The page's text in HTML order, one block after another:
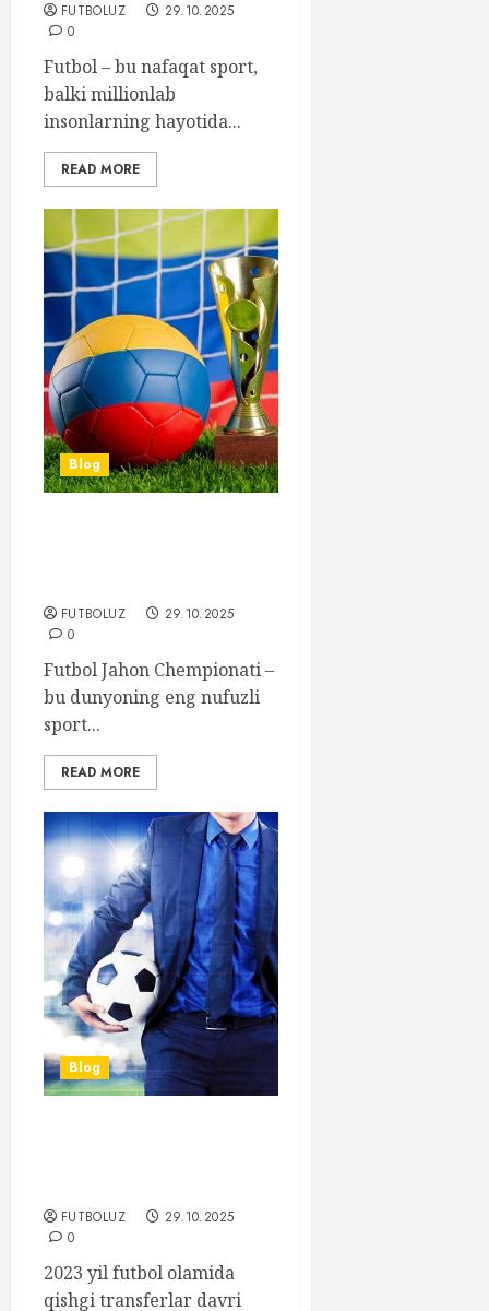
FUTBOLUZ
29.10.2025
0
Futbol – bu nafaqat sport,
balki millionlab
insonlarning hayotida...
READ MORE
Blog
FUTBOLUZ
29.10.2025
0
Futbol Jahon Chempionati –
bu dunyoning eng nufuzli
sport...
READ MORE
Blog
FUTBOLUZ
29.10.2025
0
2023 yil futbol olamida
qishgi transferlar davri